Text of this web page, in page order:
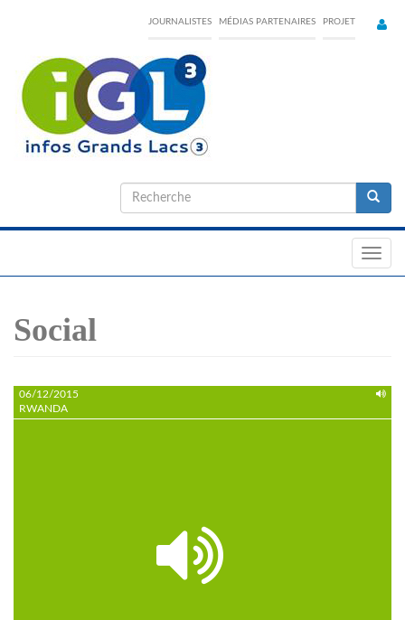
content
JOURNALISTES MÉDIAS PARTENAIRES PROJET
Formulaire
de
Social
06/12/2015
RWANDA